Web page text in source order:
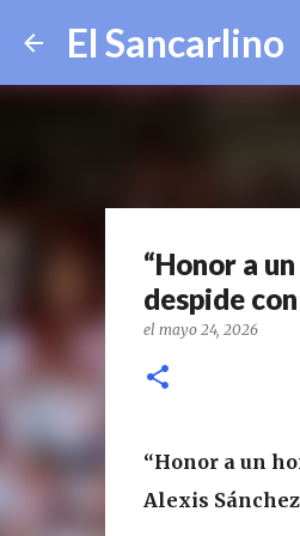
El Sancarlino
“Honor a
despide
el mayo 24, 2026
“Honor a un
Alexis Sánchez